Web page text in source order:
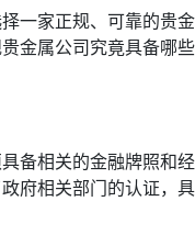
一家正规、可靠的贵金
金属公司究竟具备哪些
备相关的金融牌照和经
府相关部门的认证，具